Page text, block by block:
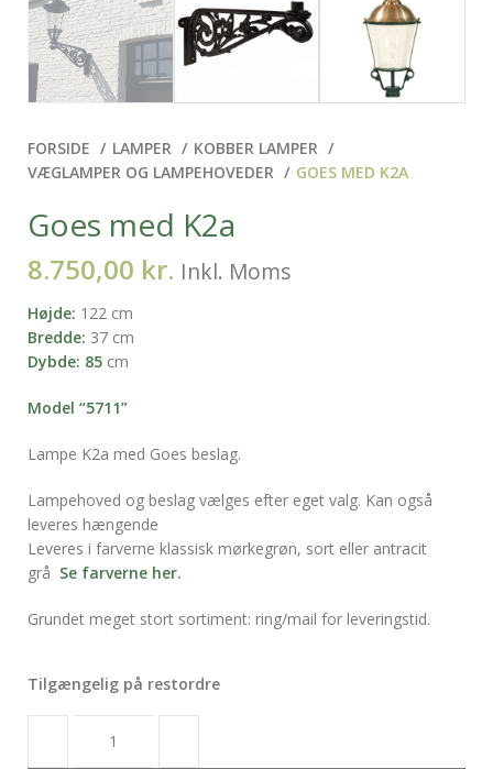
FORSIDE LAMPER
KOBBER LAMPER
VÆGLAMPER OG LAMPEHOVEDER
GOES MED K2A
Goes med K2a
8.750,00 kr. Inkl. Moms
Højde: 122 cm
Bredde: 37 cm
Dybde: 85 cm
Model “5711”
Lampe K2a med Goes beslag.
Lampehoved og beslag vælges efter eget valg. Kan også
leveres hængende
Leveres i farverne klassisk mørkegrøn, sort eller antracit
grå Se farverne her.
Grundet meget stort sortiment: ring/mail for leveringstid.
Tilgængelig på restordre